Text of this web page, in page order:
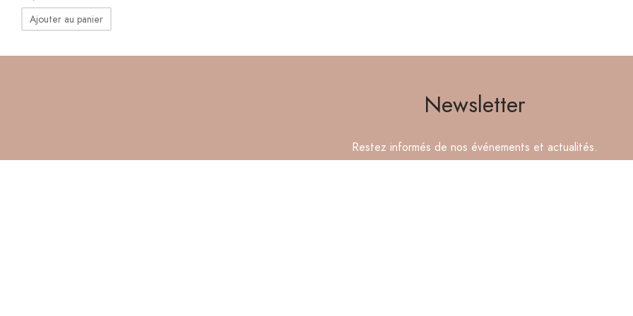
Ajouter au panier
Newsletter
Restez informés de nos événements et actualités.